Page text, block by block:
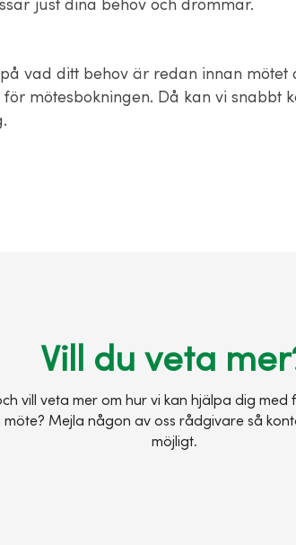
just dina behov och drömmar.
vad ditt behov är redan innan mötet
mötesbokningen. Då kan vi snabbt
Vill du veta
vill veta mer om hur vi kan hjälpa dig med
Mejla någon av oss rådgivare så
möjligt.